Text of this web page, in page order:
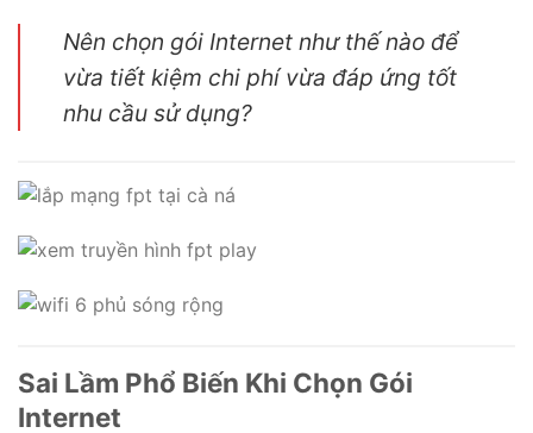
Nên chọn gói Internet như thế nào để
vừa tiết kiệm chi phí vừa đáp ứng tốt
nhu cầu sử dụng?
Sai Lầm Phổ Biến Khi Chọn Gói
Internet